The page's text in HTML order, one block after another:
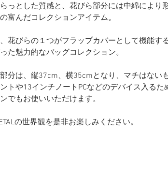
っとした質感と、花びら部分には中綿により
富んだコレクションアイテム。
花びらの１つがフラップカバーとして機能す
た魅力的なバッグコレクション。
分は、縦37cm、横35cmとなり、マチはない
ントや13インチノートPCなどのデバイス入るた
でもお使いいただけます。
の世界観を是非お楽しみください。